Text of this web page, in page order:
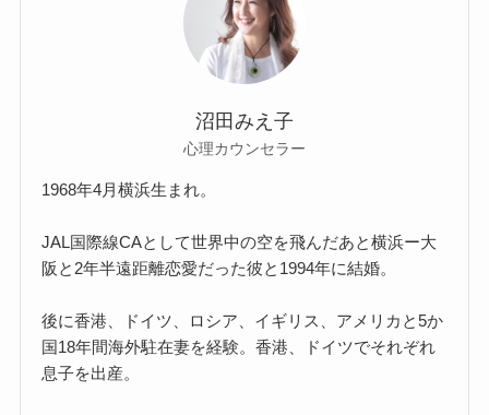
沼田みえ子
心理カウンセラー
1968年4月横浜生まれ。
JAL国際線CAとして世界中の空を飛んだあと横浜ー大
阪と2年半遠距離恋愛だった彼と1994年に結婚。
後に香港、ドイツ、ロシア、イギリス、アメリカと5か
国18年間海外駐在妻を経験。香港、ドイツでそれぞれ
息子を出産。